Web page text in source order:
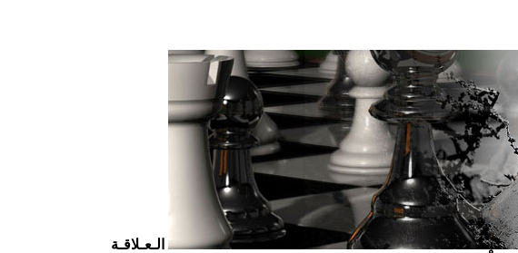
الـعـلاقـة